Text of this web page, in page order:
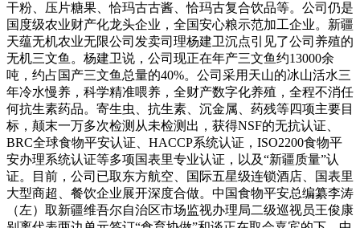
干粉、压片糖果、恰玛古古酱、恰玛古复合饮品等。公司仍是
国度级农业财产化龙头企业，全国安心粮示范加工企业。新疆
天蕴无机农业无限公司发卖司理杨建卫沉点引见了公司养殖的
无机三文鱼。杨建卫说，公司现正在年产三文鱼约13000余
吨，约占国产三文鱼总量的40%。公司采用天山的冰山活水三
年冷水慢养，科学精准喂养，全财产数字化养殖，全程不消任
何抗生素药品。寄生虫、抗生素、沉金属、药残等四项主要目
标，颠末一万多次检测从未检测出，获得NSF的无抗认证、
BRC全球食物平安认证、HACCP系统认证，ISO2200食物平
安办理系统认证等多项国表里专业认证，以及“新疆质量”认
证。目前，公司已取东方航空、国际五星级连锁酒店、国表里
大型商超、餐饮企业展开深度合做。中国食物平安总编纂李涛
（左）取新疆维吾尔自治区市场监视办理局二级巡视员王俊康